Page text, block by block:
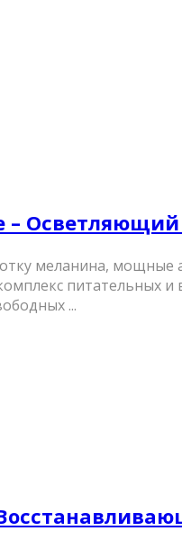
–
меланина, мощные
...